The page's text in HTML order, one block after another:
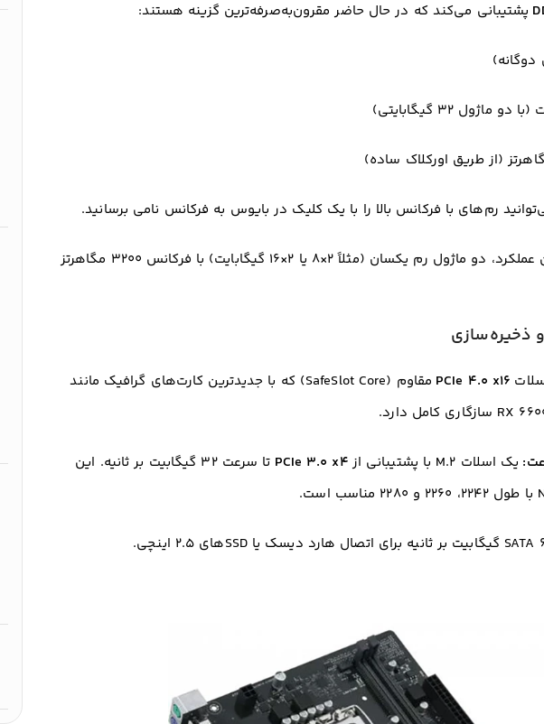
پشتیبانی می‌کند که در حال حاضر مقرون‌به‌صرفه‌ترین گزینه هستند:
رم‌های با فرکانس بالا را با یک کلیک در بایوس به فرکانس نامی برسانید.
برای بهترین عملکرد، دو ماژول رم یکسان (مثلاً ۲×۸ یا ۲×۱۶ گیگابایت) با فرکانس ۳۲۰۰ مگاهرتز
PCIe 4.0 x16
مقاوم (SafeSlot Core) که با جدیدترین کارت‌های گرافیک مانند
یک اسلات M.2 با پشتیبانی از PCIe 3.0 x4
تا سرعت ۳۲ گیگابیت بر ثانیه. این